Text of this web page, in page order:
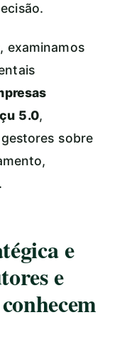
examinamos
5.0,
sobre
e
e